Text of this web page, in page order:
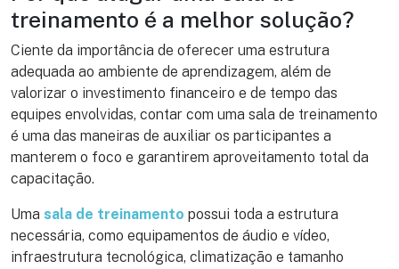
treinamento é a melhor solução?
Ciente da importância de oferecer uma estrutura
adequada ao ambiente de aprendizagem, além de
valorizar o investimento financeiro e de tempo das
equipes envolvidas, contar com uma sala de treinamento
é uma das maneiras de auxiliar os participantes a
manterem o foco e garantirem aproveitamento total da
capacitação.
Uma sala de treinamento possui toda a estrutura
necessária, como equipamentos de áudio e vídeo,
infraestrutura tecnológica, climatização e tamanho